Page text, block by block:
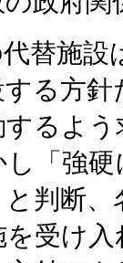
替施設
る方
るよ
「強
判断
受け